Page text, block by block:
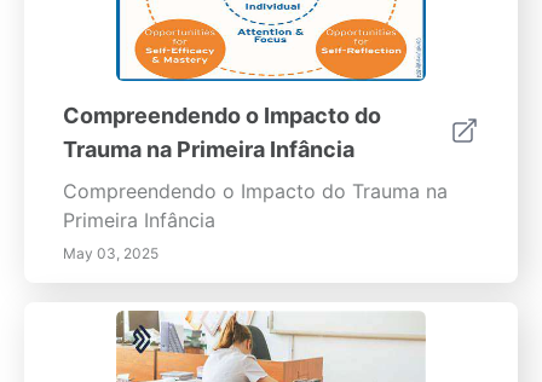
Compreendendo o Impacto do
Trauma na Primeira Infância
Compreendendo o Impacto do Trauma na
Primeira Infância
May 03, 2025